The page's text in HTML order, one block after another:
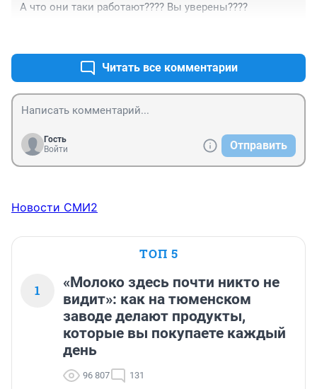
А что они таки работают???? Вы уверены????
Читать все комментарии
Гость
Войти
Отправить
Новости СМИ2
ТОП 5
1
«Молоко здесь почти никто не
видит»: как на тюменском
заводе делают продукты,
которые вы покупаете каждый
день
96 807 131